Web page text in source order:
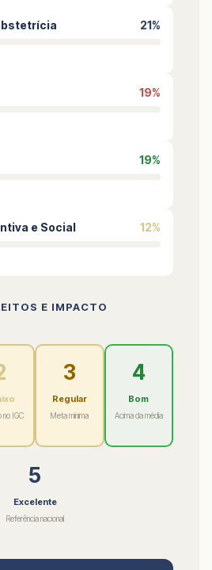
21%
19%
19%
e Social 12%
E IMPACTO
no IGC
3
Regular
Meta mínima
4
Bom
Acima da média
5
Excelente
Referência nacional